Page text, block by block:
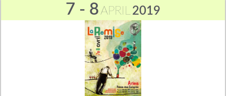
7 - 8APRIL2019